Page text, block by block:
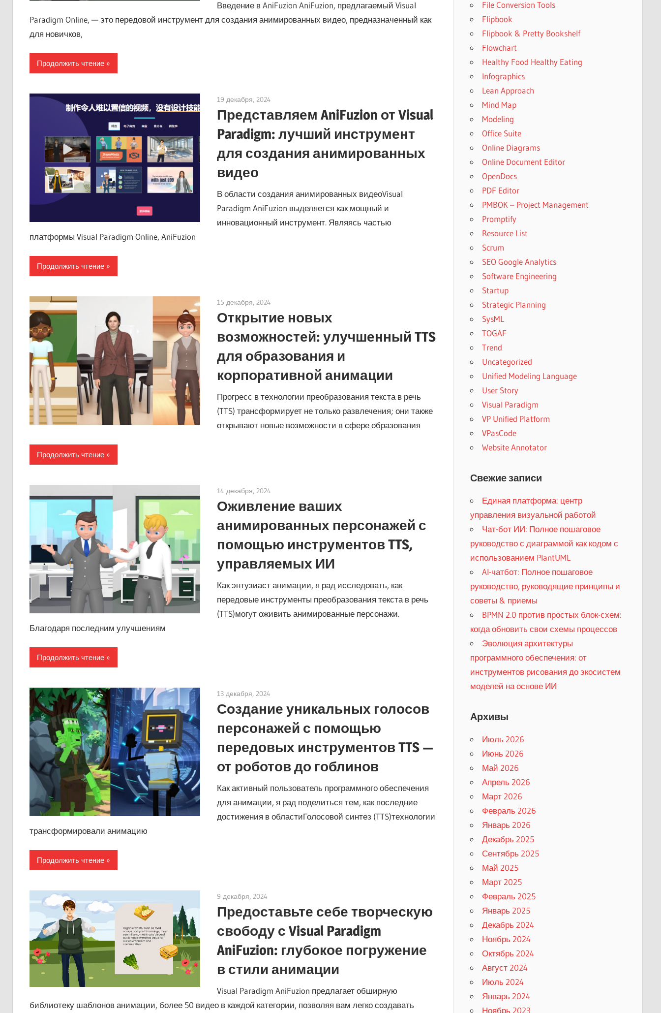
Введение в AniFuzion AniFuzion, предлагаемый Visual
Paradigm Online, — это передовой инструмент для создания анимированных видео, предназначенный как
для новичков,
Продолжить чтение
19 декабря, 2024
Представляем AniFuzion от Visual
Paradigm: лучший инструмент
для создания анимированных
видео
В области создания анимированных видеоVisual
Paradigm AniFuzion выделяется как мощный и
инновационный инструмент. Являясь частью
платформы Visual Paradigm Online, AniFuzion
Продолжить чтение
15 декабря, 2024
Открытие новых
возможностей: улучшенный TTS
для образования и
корпоративной анимации
Прогресс в технологии преобразования текста в речь
(TTS) трансформирует не только развлечения; они также
открывают новые возможности в сфере образования
Продолжить чтение
14 декабря, 2024
Оживление ваших
анимированных персонажей с
помощью инструментов TTS,
управляемых ИИ
Как энтузиаст анимации, я рад исследовать, как
передовые инструменты преобразования текста в речь
(TTS)могут оживить анимированные персонажи.
Благодаря последним улучшениям
Продолжить чтение
13 декабря, 2024
Создание уникальных голосов
персонажей с помощью
передовых инструментов TTS —
от роботов до гоблинов
Как активный пользователь программного обеспечения
для анимации, я рад поделиться тем, как последние
достижения в областиГолосовой синтез (TTS)технологии
трансформировали анимацию
Продолжить чтение
9 декабря, 2024
Предоставьте себе творческую
свободу с Visual Paradigm
AniFuzion: глубокое погружение
в стили анимации
Visual Paradigm AniFuzion предлагает обширную
библиотеку шаблонов анимации, более 50 видео в каждой категории, позволяя вам легко создавать
File Conversion Tools
Flipbook
Flipbook & Pretty Bookshelf
Flowchart
Healthy Food Healthy Eating
Infographics
Lean Approach
Mind Map
Modeling
Office Suite
Online Diagrams
Online Document Editor
OpenDocs
PDF Editor
PMBOK – Project Management
Promptify
Resource List
Scrum
SEO Google Analytics
Software Engineering
Startup
Strategic Planning
SysML
TOGAF
Trend
Uncategorized
Unified Modeling Language
User Story
Visual Paradigm
VP Unified Platform
VPasCode
Website Annotator
Свежие записи
Единая платформа: центр
управления визуальной работой
Чат-бот ИИ: Полное пошаговое
руководство с диаграммой как кодом с
использованием PlantUML
AI-чатбот: Полное пошаговое
руководство, руководящие принципы и
советы & приемы
BPMN 2.0 против простых блок-схем:
когда обновить свои схемы процессов
Эволюция архитектуры
программного обеспечения: от
инструментов рисования до экосистем
моделей на основе ИИ
Архивы
Июль 2026
Июнь 2026
Май 2026
Апрель 2026
Март 2026
Февраль 2026
Январь 2026
Декабрь 2025
Сентябрь 2025
Май 2025
Март 2025
Февраль 2025
Январь 2025
Декабрь 2024
Ноябрь 2024
Октябрь 2024
Август 2024
Июль 2024
Январь 2024
Ноябрь 2023